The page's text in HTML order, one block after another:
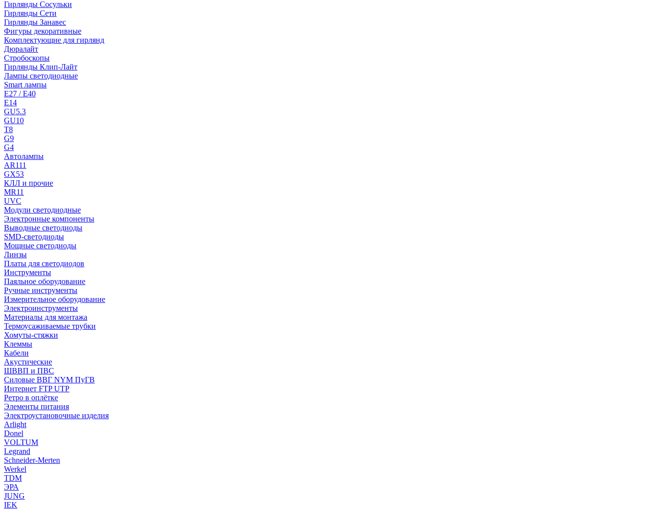
Гирлянды Сосульки
Гирлянды Сети
Гирлянды Занавес
Фигуры декоративные
Комплектующие для гирлянд
Дюралайт
Стробоскопы
Гирлянды Клип-Лайт
Лампы светодиодные
Smart лампы
E27 / E40
E14
GU5.3
GU10
T8
G9
G4
Автолампы
AR111
GX53
КЛЛ и прочие
MR11
UVC
Модули светодиодные
Электронные компоненты
Выводные светодиоды
SMD-светодиоды
Мощные светодиоды
Линзы
Платы для светодиодов
Инструменты
Паяльное оборудование
Ручные инструменты
Измерительное оборудование
Электроинструменты
Материалы для монтажа
Термоусаживаемые трубки
Хомуты-стяжки
Клеммы
Кабели
Акустические
ШВВП и ПВС
Силовые ВВГ NYM ПуГВ
Интернет FTP UTP
Ретро в оплётке
Элементы питания
Электроустановочные изделия
Arlight
Donel
VOLTUM
Legrand
Schneider-Merten
Werkel
TDM
ЭРА
JUNG
IEK